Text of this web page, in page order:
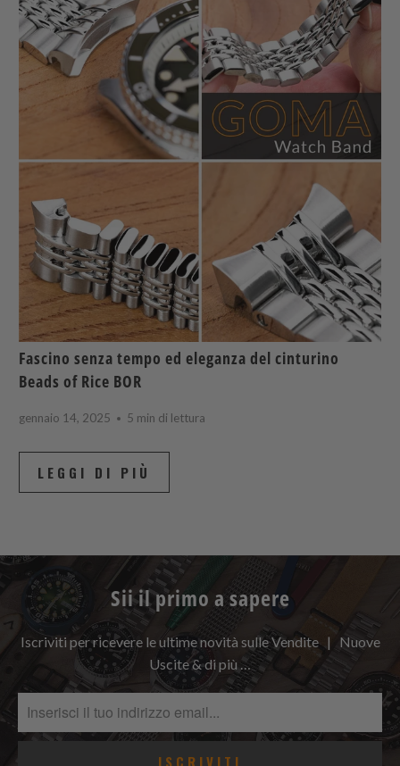
Fascino senza tempo ed eleganza del cinturino
Beads of Rice BOR
gennaio 14, 2025 5 min di lettura
LEGGI DI PIÙ
Sii il primo a sapere
Iscriviti per ricevere le ultime novità sulle Vendite | Nuove
Uscite & di più …